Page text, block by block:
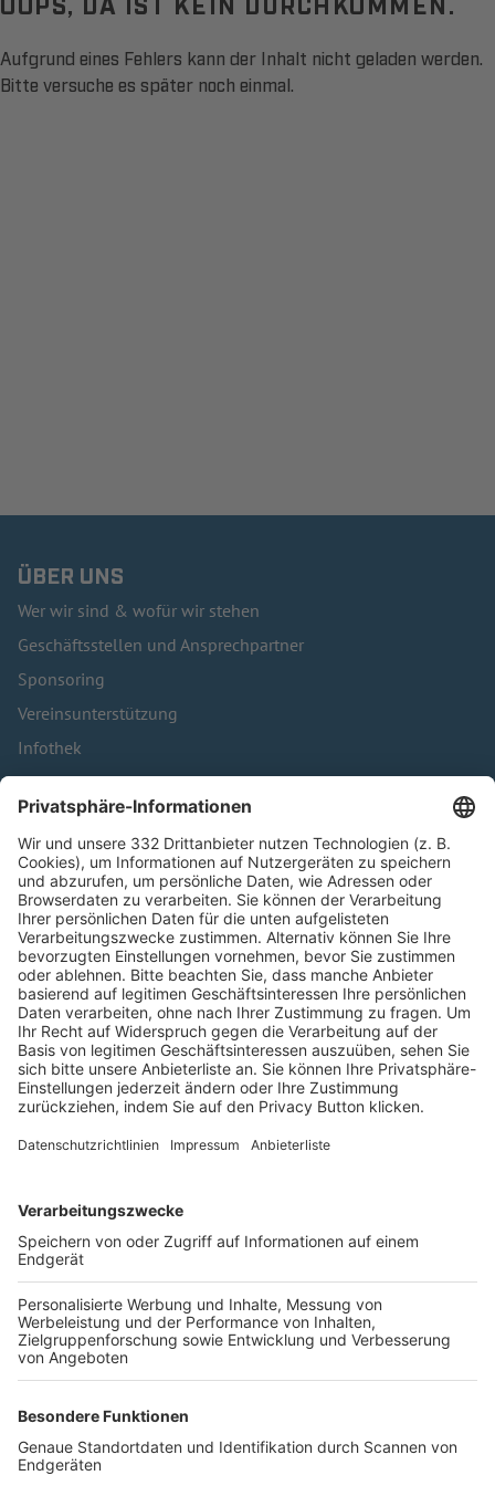
Aufgrund eines Fehlers kann der Inhalt nicht geladen werden.
Bitte versuche es später noch einmal.
ÜBER UNS
Wer wir sind & wofür wir stehen
Geschäftsstellen und Ansprechpartner
Sponsoring
Vereinsunterstützung
Infothek
Kontakt
HÄUFIG BESUCHTE SEITEN
Pässe und Vereinswechsel
Trainerausbildung
Schulungsangebot Vereinsmitarbeiter
BFV-Geschäftsstellen
Trainerbörse
Login SpielPlus
FOLGE DEM BFV
TOP-VEREINE
TOP-PARTNER